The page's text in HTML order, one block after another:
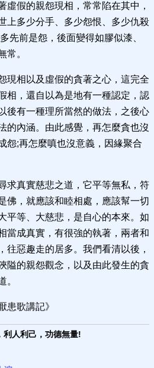
虛假的親怨現相，常常陷在其中，
上多少分手、多少怨恨、多少仇殺
先前是怨，後面變得如膠似漆、
常。
現相以及虛假的貪著之心，這完全
相，還自以為是地有一種認定，認
後有一種理所當然的做法，之後心
的內涵。由此感覺，再怎麼貪也沒
怨;再怎麼嗔也沒意義，因緣聚合
求真實慈悲之道，它平等無私，符
佛，就應該和睦相處，應該幫一切
平等、大慈悲，是自心的本來。如
當成真實，有很強的執著，兩者和
往惡趣走的居多。我們看清以後，
隘的親怨觀念，以及由此發生的貪
。
患歌講記》
利人利己，功德無量!